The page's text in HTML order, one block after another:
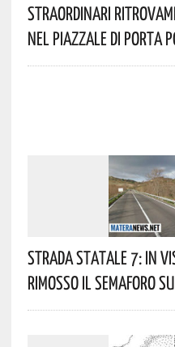
Straordinari
Nel Piazzale Di Porta
Strada Statale 7: In
Rimosso Il Semaforo